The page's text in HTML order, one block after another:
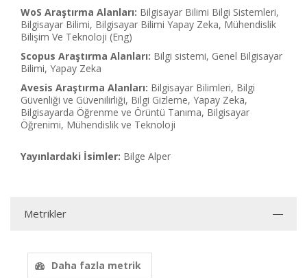
WoS Araştırma Alanları: Bilgisayar Bilimi Bilgi Sistemleri,
Bilgisayar Bilimi, Bilgisayar Bilimi Yapay Zeka, Mühendislik
Bilişim Ve Teknoloji (Eng)
Scopus Araştırma Alanları: Bilgi sistemi, Genel Bilgisayar
Bilimi, Yapay Zeka
Avesis Araştırma Alanları: Bilgisayar Bilimleri, Bilgi
Güvenliği ve Güvenilirliği, Bilgi Gizleme, Yapay Zeka,
Bilgisayarda Öğrenme ve Örüntü Tanıma, Bilgisayar
Öğrenimi, Mühendislik ve Teknoloji
Yayınlardaki İsimler: Bilge Alper
Metrikler
Daha fazla metrik